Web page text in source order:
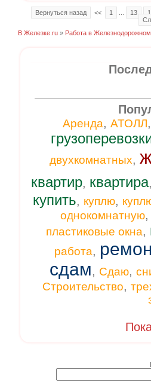
Вернуться назад << 1 13
В Железке.ru » Работа в
Аренда, АТОЛЛ
двухкомнатных,
квартир, квартира
купить, куплю,
однокомнатную
пластиковые окна,
работа,
сдам, Сдаю,
Строительство,